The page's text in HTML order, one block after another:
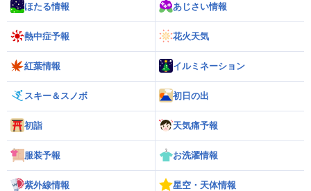
ほたる情報 あじさい情報
熱中症予報 花火天気
紅葉情報 イルミネーション
スキー＆スノボ 初日の出
初詣 天気痛予報
服装予報 お洗濯情報
紫外線情報 星空・天体情報